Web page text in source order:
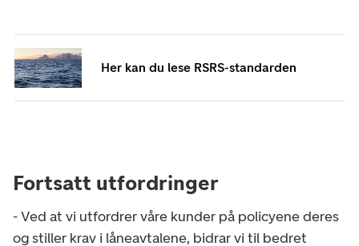
Her kan du lese RSRS-standarden
Fortsatt utfordringer
- Ved at vi utfordrer våre kunder på policyene deres
og stiller krav i låneavtalene, bidrar vi til bedret